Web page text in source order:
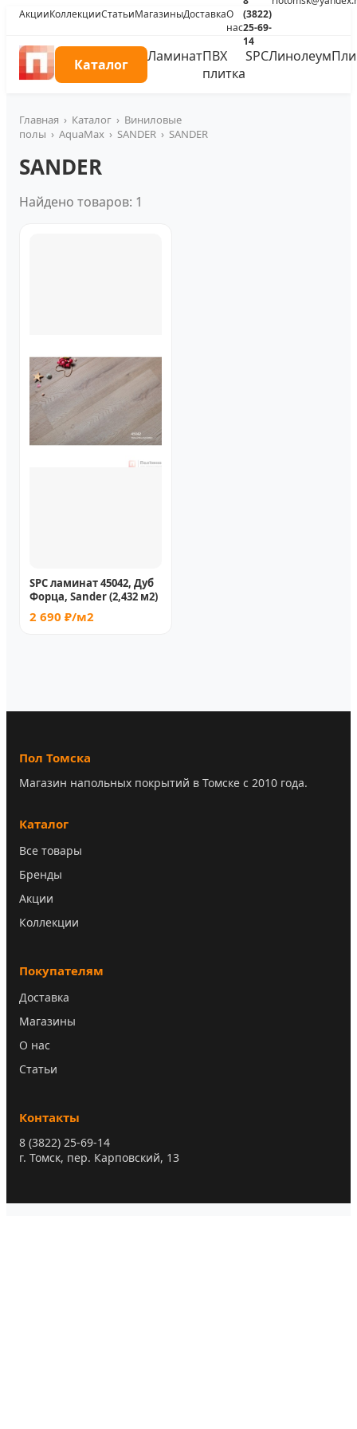
АкцииКоллекцииСтатьиМагазиныДоставкаО
нас
(3822)
25-69-
14
Каталог ЛаминатПВХ
плитка
SPCЛинолеум
Главная › Каталог › Виниловые
полы › AquaMax › SANDER › SANDER
SANDER
Найдено товаров: 1
SPC ламинат 45042, Дуб
Форца, Sander (2,432 м2)
2 690 ₽/м2
Пол Томска
Магазин напольных покрытий в Томске с 2010 года.
Каталог
Все товары
Бренды
Акции
Коллекции
Покупателям
Доставка
Магазины
О нас
Статьи
Контакты
8 (3822) 25-69-14
г. Томск, пер. Карповский, 13